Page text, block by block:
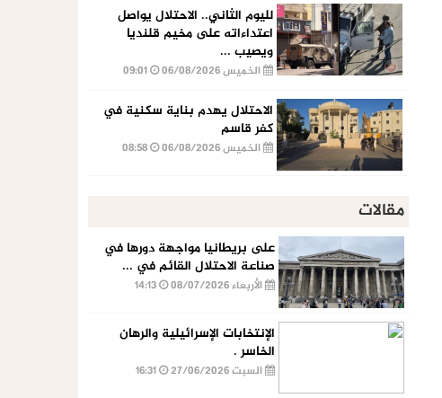
لليوم الثاني.. الاحتلال يواصل
اعتداءاته على مخيم قلنديا
ويصيب ...
الخميس 06/08/2026
الاحتلال يهدم بناية سكنية في
كفر قاسم
الخميس 06/08/2026
مقالات
على بريطانيا مواجهة دورها في
صناعة الاحتلال القائم في ...
الأربعاء 08/07/2026
الإنتخابات الإسرائيلية والرهان
الخاسر .
السبت 27/06/2026